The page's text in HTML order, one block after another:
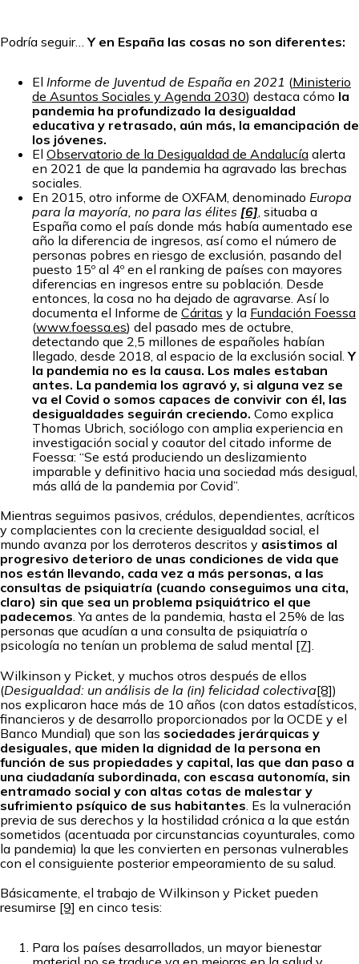
Podría seguir…Y en España las cosas no son diferentes:
El Informe de Juventud de España en 2021 (Ministerio
de Asuntos Sociales y Agenda 2030) destaca cómo la
pandemia ha profundizado la desigualdad
educativa y retrasado, aún más, la emancipación de
los jóvenes.
El Observatorio de la Desigualdad de Andalucía alerta
en 2021 de que la pandemia ha agravado las brechas
sociales.
En 2015, otro informe de OXFAM, denominado Europa
para la mayoría, no para las élites [6], situaba a
España como el país donde más había aumentado ese
año la diferencia de ingresos, así como el número de
personas pobres en riesgo de exclusión, pasando del
puesto 15º al 4º en el ranking de países con mayores
diferencias en ingresos entre su población. Desde
entonces, la cosa no ha dejado de agravarse. Así lo
documenta el Informe de Cáritas y la Fundación Foessa
(www.foessa.es) del pasado mes de octubre,
detectando que 2,5 millones de españoles habían
llegado, desde 2018, al espacio de la exclusión social.Y
la pandemia no es la causa. Los males estaban
antes. La pandemia los agravó y, si alguna vez se
va el Covid o somos capaces de convivir con él, las
desigualdades seguirán creciendo. Como explica
Thomas Ubrich, sociólogo con amplia experiencia en
investigación social y coautor del citado informe de
Foessa: “Se está produciendo un deslizamiento
imparable y definitivo hacia una sociedad más desigual,
más allá de la pandemia por Covid”.
Mientras seguimos pasivos, crédulos, dependientes, acríticos
y complacientes con la creciente desigualdad social, el
mundo avanza por los derroteros descritos y asistimos al
progresivo deterioro de unas condiciones de vida que
nos están llevando, cada vez a más personas, a las
consultas de psiquiatría (cuando conseguimos una cita,
claro) sin que sea un problema psiquiátrico el que
padecemos. Ya antes de la pandemia, hasta el 25% de las
personas que acudían a una consulta de psiquiatría o
psicología no tenían un problema de salud mental [7].
Wilkinson y Picket, y muchos otros después de ellos
(Desigualdad: un análisis de la (in) felicidad colectiva[8])
nos explicaron hace más de 10 años (con datos estadísticos,
financieros y de desarrollo proporcionados por la OCDE y el
Banco Mundial) que son las sociedades jerárquicas y
desiguales, que miden la dignidad de la persona en
función de sus propiedades y capital, las que dan paso a
una ciudadanía subordinada, con escasa autonomía, sin
entramado social y con altas cotas de malestar y
sufrimiento psíquico de sus habitantes . Es la vulneración
previa de sus derechos y la hostilidad crónica a la que están
sometidos (acentuada por circunstancias coyunturales, como
la pandemia) la que les convierten en personas vulnerables
con el consiguiente posterior empeoramiento de su salud.
Básicamente, el trabajo de Wilkinson y Picket pueden
resumirse [9] en cinco tesis:
Para los países desarrollados, un mayor bienestar